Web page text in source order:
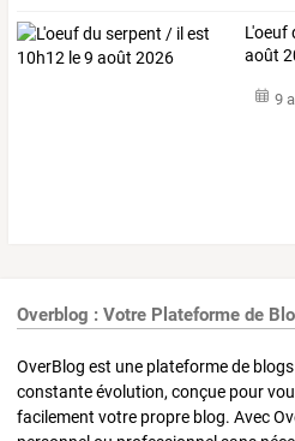
L'oeuf
août
9
Overblog : Votre Plateforme de
OverBlog est une plateforme de
constante évolution, conçue pour
facilement votre propre blog. Avec